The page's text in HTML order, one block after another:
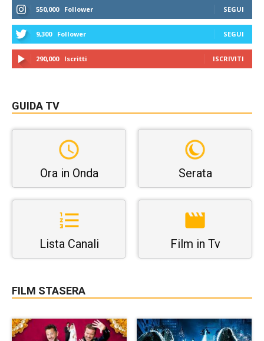
550,000 Follower SEGUI
9,300 Follower SEGUI
290,000 Iscritti ISCRIVITI
GUIDA TV
Ora in Onda Serata
Lista Canali Film in Tv
FILM STASERA